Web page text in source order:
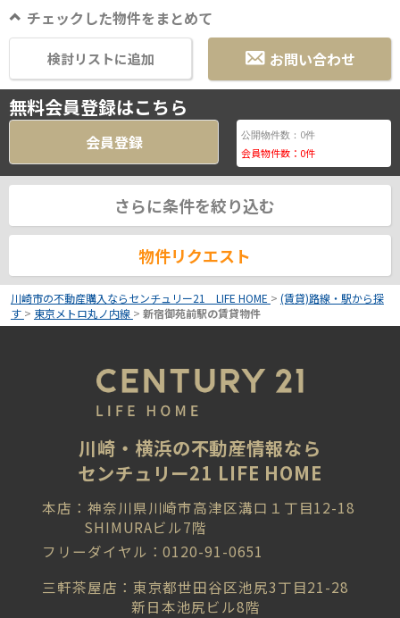
チェックした物件をまとめて
お問い合わせ
検討リストに追加
無料会員登録はこちら
会員登録 公開物件数： 0件
会員物件数： 0件
さらに条件を絞り込む
物件リクエスト
川崎市の不動産購入ならセンチュリー21 LIFE HOME > (賃貸)路線・駅から探
す > 東京メトロ丸ノ内線 > 新宿御苑前駅の賃貸物件
川崎・横浜の不動産情報なら
センチュリー21 LIFE HOME
本店：神奈川県川崎市高津区溝口１丁目12-18
SHIMURAビル7階
フリーダイヤル：0120-91-0651
三軒茶屋店：東京都世田谷区池尻3丁目21-28
新日本池尻ビル8階